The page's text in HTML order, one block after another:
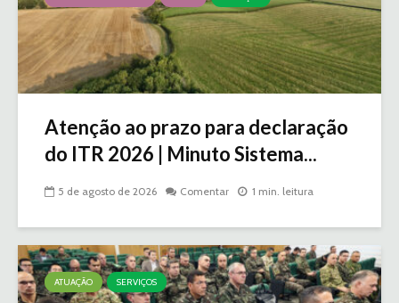
Atenção ao prazo para declaração
do ITR 2026 | Minuto Sistema...
5 de agosto de 2026 Comentar 1 min. leitura
ATUAÇÃO SERVIÇOS